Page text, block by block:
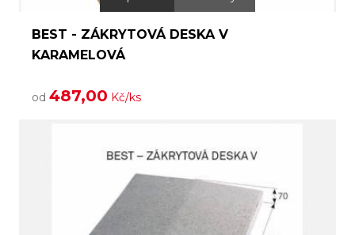
BEST - ZÁKRYTOVÁ DESKA V
KARAMELOVÁ
od 487,00 Kč/ks